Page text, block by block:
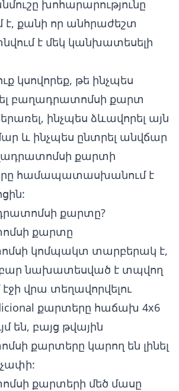
խոհարարությունը
է, քանի որ անհրաժեշտ
է մեկ կանխատեսելի
կսովորեք, թե ինչպես
բաղադրատոմսի քարտ
ինչպես ձևավորել այն
և ինչպես ընտրել անվճար
քարտի
համապատասխանում է
քարտը?
քարտը
կոմպակտ տարբերակ է,
նախատեսված է տպվող
վրա տեղավորվելու
քարտերը հաճախ 4x6
են, բայց թվային
քարտերը կարող են լինել
քարտերի մեծ մասը